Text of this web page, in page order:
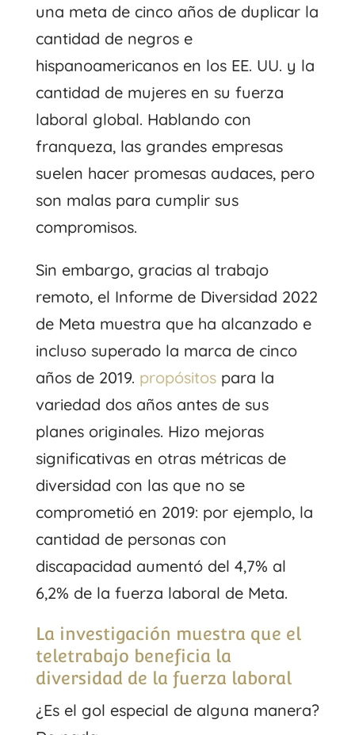
una meta de cinco años de duplicar la
cantidad de negros e
hispanoamericanos en los EE. UU. y la
cantidad de mujeres en su fuerza
laboral global. Hablando con
franqueza, las grandes empresas
suelen hacer promesas audaces, pero
son malas para cumplir sus
compromisos.
Sin embargo, gracias al trabajo
remoto, el Informe de Diversidad 2022
de Meta muestra que ha alcanzado e
incluso superado la marca de cinco
años de 2019. propósitospara la
variedad dos años antes de sus
planes originales. Hizo mejoras
significativas en otras métricas de
diversidad con las que no se
comprometió en 2019: por ejemplo, la
cantidad de personas con
discapacidad aumentó del 4,7% al
6,2% de la fuerza laboral de Meta.
La investigación muestra que el
teletrabajo beneficia la
diversidad de la fuerza laboral
¿Es el gol especial de alguna manera?